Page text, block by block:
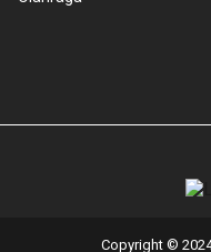
Copyright ©